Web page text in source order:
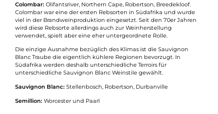
Colombar: Olifantsriver, Northern Cape, Robertson, Breedekloof.
Colombar war eine der ersten Rebsorten in Südafrika und wurde
viel in der Brandweinproduktion eingesetzt. Seit den 70er Jahren
wird diese Rebsorte allerdings auch zur Weinherstellung
verwendet, spielt aber eine eher untergeordnete Rolle.
Die einzige Ausnahme bezüglich des Klimas ist die Sauvignon
Blanc Traube die eigentlich kühlere Regionen bevorzugt. In
Südafrika werden deshalb unterschiedliche Terroirs für
unterschiedliche Sauvignon Blanc Weinstile gewählt.
Sauvignon Blanc: Stellenbosch, Robertson, Durbanville
Semillion: Worcester und Paarl